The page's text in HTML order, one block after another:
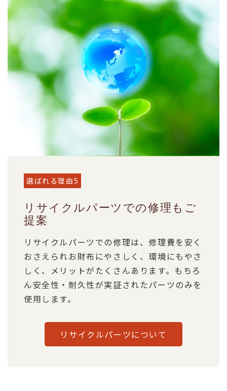
選ばれる理由5
リサイクルパーツでの修理もご
提案
リサイクルパーツでの修理は、修理費を安く
おさえられお財布にやさしく、環境にもやさ
しく、メリットがたくさんあります。もちろ
ん安全性・耐久性が実証されたパーツのみを
使用します。
リサイクルパーツについて